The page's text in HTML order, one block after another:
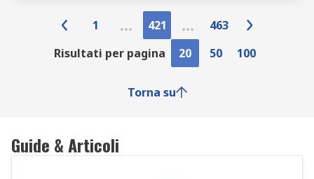
1 421
463
Risultati per pagina
20 50 100
Torna su
Guide & Articoli